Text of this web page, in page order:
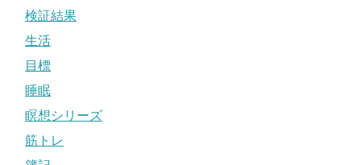
検証結果
生活
目標
睡眠
瞑想シリーズ
筋トレ